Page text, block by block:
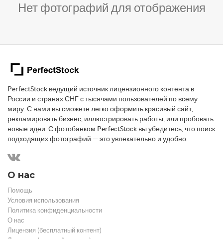
Нет фотографий для отображения
PerfectStock ведущий источник лицензионного контента в
России и странах СНГ с тысячами пользователей по всему
миру. С нами вы сможете легко оформить красивый сайт,
рекламировать бизнес, иллюстрировать работы, или пробовать
новые идеи. С фотобанком PerfectStock вы убедитесь, что поиск
подходящих фотографий — это увлекательно и удобно.
О нас
Помощь
Условия использования
Политика конфиденциальности
О нас
Лицензия (бесплатный контент)